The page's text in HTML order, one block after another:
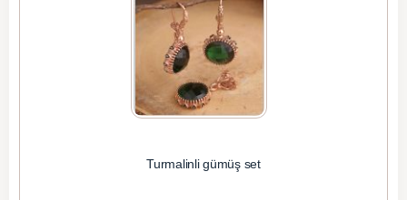
Turmalinli gümüş set